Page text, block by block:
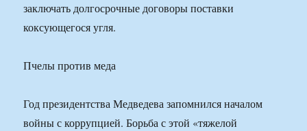
заключать долгосрочные договоры поставки
коксующегося угля.
Пчелы против меда
Год президентства Медведева запомнился началом
войны с коррупцией. Борьба с этой «тяжелой